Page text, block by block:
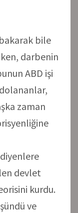
bile
darbenin
ABD işi
zaman
diyenlere
devlet
kurdu.
ve